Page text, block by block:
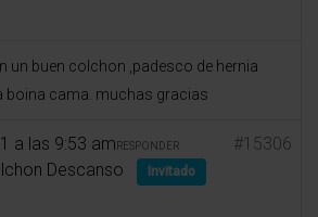
un buen colchon ,padesco de hernia
boina cama. muchas gracias
a las 9:53 am #15306
RESPONDER
Descanso Invitado